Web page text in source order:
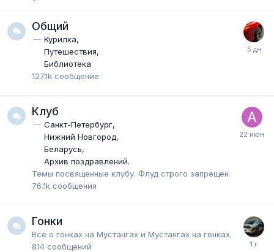
Общий
Курилка
Путешествия
Библиотека
127.1k сообщение
Клуб
Санкт-Петербург
Нижний Новгород
Беларусь
Архив поздравлений.
Темы посвященные клубу. Флуд строго запрещен.
76.1k сообщения
Гонки
Все о гонках на Мустангах и Мустангах на гонках.
814 сообщений